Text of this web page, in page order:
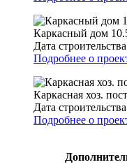
Каркасный дом
Дата
Подробнее о
Каркасная хоз.
Дата
Подробнее о